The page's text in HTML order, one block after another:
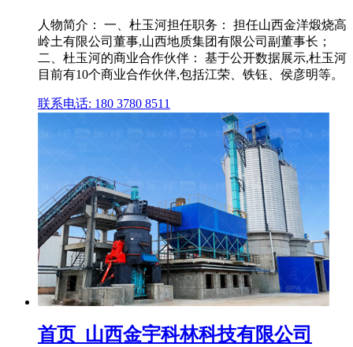
人物简介： 一、杜玉河担任职务： 担任山西金洋煅烧高
岭土有限公司董事,山西地质集团有限公司副董事长；
二、杜玉河的商业合作伙伴： 基于公开数据展示,杜玉河
目前有10个商业合作伙伴,包括江荣、铁钰、侯彦明等。
联系电话: 180 3780 8511
首页_山西金宇科林科技有限公司